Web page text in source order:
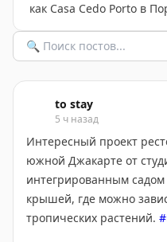
как Casa Cedo Porto в
to stay
5 ч назад
Интересный проект
южной Джакарте от
интегрированным
крышей, где можно
тропических растений.